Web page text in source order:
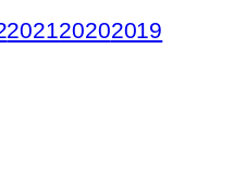
202120202019